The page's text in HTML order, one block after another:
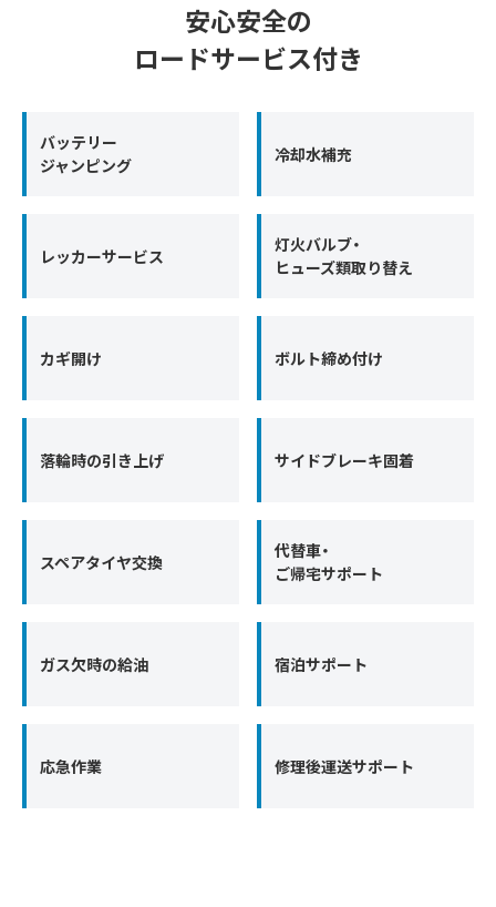
安心安全の
ロードサービス付き
バッテリー
ジャンピング
冷却水補充
レッカーサービス
灯火バルブ・
ヒューズ類取り替え
カギ開け ボルト締め付け
落輪時の引き上げ サイドブレーキ固着
スペアタイヤ交換
代替車・
ご帰宅サポート
ガス欠時の給油 宿泊サポート
応急作業 修理後運送サポート